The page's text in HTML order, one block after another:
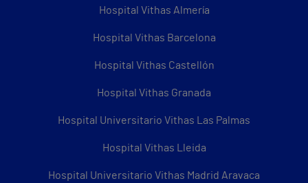
Hospital Vithas Almería
Hospital Vithas Barcelona
Hospital Vithas Castellón
Hospital Vithas Granada
Hospital Universitario Vithas Las Palmas
Hospital Vithas Lleida
Hospital Universitario Vithas Madrid Aravaca